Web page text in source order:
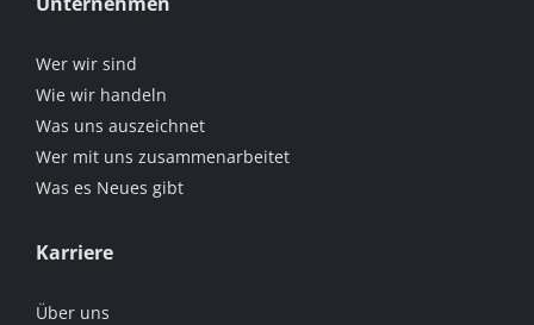
Wer wir sind
Wie wir handeln
Was uns auszeichnet
Wer mit uns zusammenarbeitet
Was es Neues gibt
Karriere
Über uns